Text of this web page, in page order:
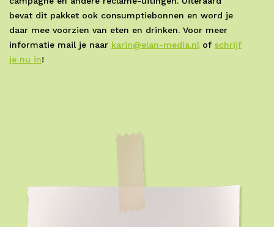
bevat dit pakket ook consumptiebonnen en word je
daar mee voorzien van eten en drinken. Voor meer
informatie mail je naar karin@elan-media.nl of schrijf
je nu in!